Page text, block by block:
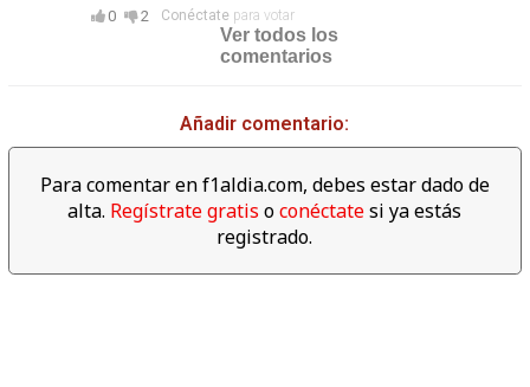
Descubre los datos
espectaculares del año 2017
de F1
0 2 Conéctatepara votar
Ver todos los
comentarios
Añadir comentario:
Para comentar en f1aldia.com, debes estar dado de
alta. Regístrate gratis oconéctatesi ya estás
registrado.